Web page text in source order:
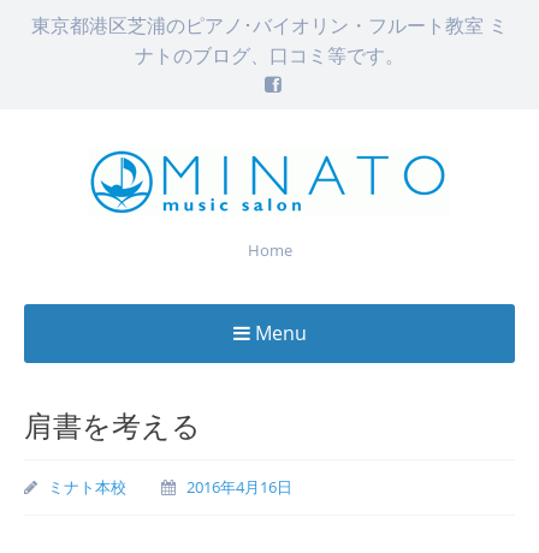
東京都港区芝浦のピアノ･バイオリン・フルート教室 ミ
ナトのブログ、口コミ等です。
Home
Menu
to
content
肩書を考える
ミナト本校 2016年4月16日